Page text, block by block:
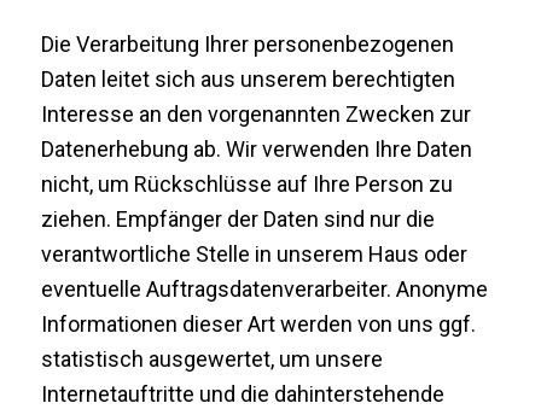
Die Verarbeitung Ihrer personenbezogenen
Daten leitet sich aus unserem berechtigten
Interesse an den vorgenannten Zwecken zur
Datenerhebung ab. Wir verwenden Ihre Daten
nicht, um Rückschlüsse auf Ihre Person zu
ziehen. Empfänger der Daten sind nur die
verantwortliche Stelle in unserem Haus oder
eventuelle Auftragsdatenverarbeiter. Anonyme
Informationen dieser Art werden von uns ggf.
statistisch ausgewertet, um unsere
Internetauftritte und die dahinterstehende